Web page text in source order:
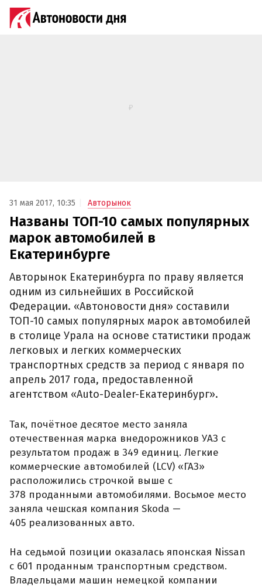
31 мая 2017, 10:35 Авторынок
Названы ТОП-10 самых популярных
марок автомобилей в
Екатеринбурге
Авторынок Екатеринбурга по праву является
одним из сильнейших в Российской
Федерации. «Автоновости дня» составили
ТОП-10 самых популярных марок автомобилей
в столице Урала на основе статистики продаж
легковых и легких коммерческих
транспортных средств за период с января по
апрель 2017 года, предоставленной
агентством «Auto-Dealer-Екатеринбург».
Так, почётное десятое место заняла
отечественная марка внедорожников УАЗ с
результатом продаж в 349 единиц. Легкие
коммерческие автомобилей (LCV) «ГАЗ»
расположились строчкой выше с
378 проданными автомобилями. Восьмое место
заняла чешская компания Skoda —
405 реализованных авто.
На седьмой позиции оказалась японская Nissan
с 601 проданным транспортным средством.
Владельцами машин немецкой компании